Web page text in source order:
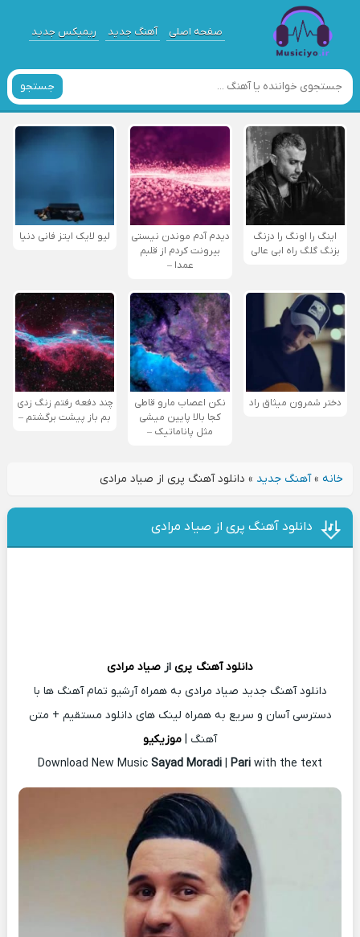
صفحه اصلی آهنگ جدید ریمیکس جدید
جستجو
اینگ را اونگ را دزنگ
بزنگ گلگ راه ابی عالی
دیدم آدم موندن نیستی
بیرونت کردم از قلبم
عمدا –
لیو لایک ایتز فانی دنیا
دختر شمرون میثاق راد
نکن اعصاب مارو قاطی
کجا بالا پایین میشی
مثل پاناماتیک –
چند دفعه رفتم زنگ زدی
بم باز پیشت برگشتم –
خانه»آهنگ جدید » دانلود آهنگ پری از صیاد مرادی
دانلود آهنگ پری از صیاد مرادی
دانلود آهنگ پری از صیاد مرادی
دانلود آهنگ جدید صیاد مرادی به همراه آرشیو تمام آهنگ ها با
دسترسی آسان و سریع به همراه لینک های دانلود مستقیم + متن
آهنگ | موزیکیو
Download New Music Sayad Moradi | Pari with the text